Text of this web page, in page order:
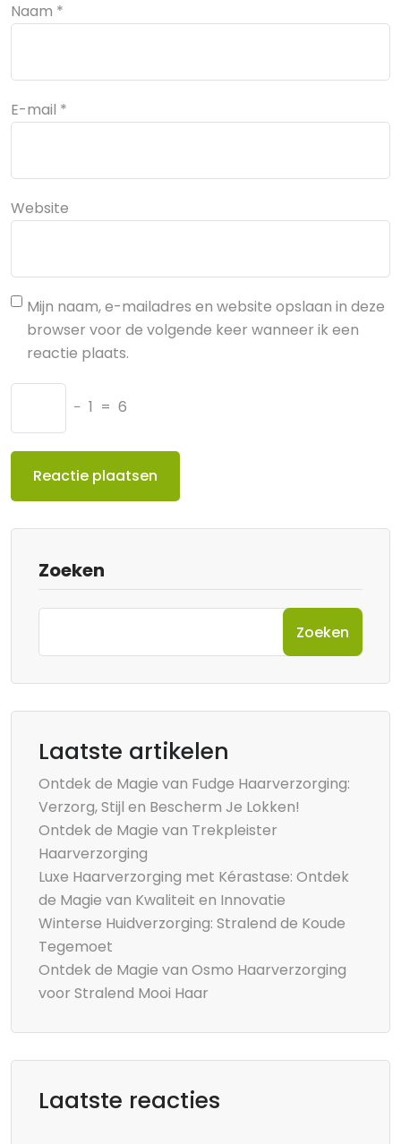
Naam *
E-mail *
Website
Mijn naam, e-mailadres en website opslaan in deze
browser voor de volgende keer wanneer ik een
reactie plaats.
− 1 = 6
Zoeken
Zoeken
Laatste artikelen
Ontdek de Magie van Fudge Haarverzorging:
Verzorg, Stijl en Bescherm Je Lokken!
Ontdek de Magie van Trekpleister
Haarverzorging
Luxe Haarverzorging met Kérastase: Ontdek
de Magie van Kwaliteit en Innovatie
Winterse Huidverzorging: Stralend de Koude
Tegemoet
Ontdek de Magie van Osmo Haarverzorging
voor Stralend Mooi Haar
Laatste reacties